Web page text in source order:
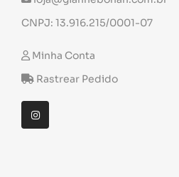
CNPJ: 13.916.215/0001-07
Minha Conta
Rastrear Pedido